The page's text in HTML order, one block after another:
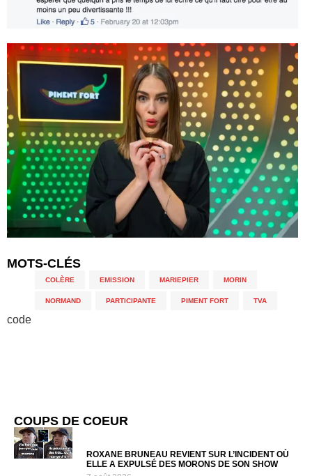
MOTS-CLÉS
COLÈRE EMISSION MARIEPIER MORIN
NORMAND PARTICIPANTE PIMENT FORT TVA
code
COUPS DE COEUR
ROXANE BRUNEAU REVIENT SUR L’INCIDENT OÙ
ELLE A EXPULSÉ DES MORONS DE SON SHOW